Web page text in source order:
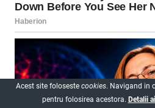
Acest site foloseste cookies. Navigand in
pentru folosirea acestora. Detalii